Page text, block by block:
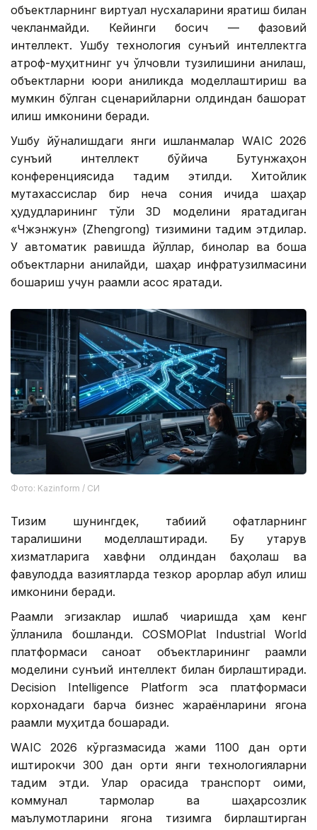
объектларнинг виртуал нусхаларини яратиш билан
чекланмайди. Кейинги босқич — фазовий
интеллект. Ушбу технология сунъий интеллектга
атроф-муҳитнинг уч ўлчовли тузилишини аниқлаш,
объектларни юқори аниқликда моделлаштириш ва
мумкин бўлган сценарийларни олдиндан башорат
қилиш имконини беради.
Ушбу йўналишдаги янги ишланмалар WAIC 2026
сунъий интеллект бўйича Бутунжаҳон
конференциясида тақдим этилди. Хитойлик
мутахассислар бир неча сония ичида шаҳар
ҳудудларининг тўлиқ 3D моделини яратадиган
«Чжэнжун» (Zhengrong) тизимини тақдим этдилар.
У автоматик равишда йўллар, бинолар ва бошқа
объектларни аниқлайди, шаҳар инфратузилмасини
бошқариш учун рақамли асос яратади.
Фото: Kazinform / СИ
Тизим шунингдек, табиий офатларнинг
тарқалишини моделлаштиради. Бу қутқарув
хизматларига хавфни олдиндан баҳолаш ва
фавқулодда вазиятларда тезкор қарорлар қабул қилиш
имконини беради.
Рақамли эгизаклар ишлаб чиқаришда ҳам кенг
қўлланила бошланди. COSMOPlat Industrial World
платформаси саноат объектларининг рақамли
моделини сунъий интеллект билан бирлаштиради.
Decision Intelligence Platform эса платформаси
корхонадаги барча бизнес жараёнларини ягона
рақамли муҳитда бошқаради.
WAIC 2026 кўргазмасида жами 1100 дан ортиқ
иштирокчи 300 дан ортиқ янги технологияларни
тақдим этди. Улар орасида транспорт оқими,
коммунал тармоқлар ва шаҳарсозлик
маълумотларини ягона тизимга бирлаштирган